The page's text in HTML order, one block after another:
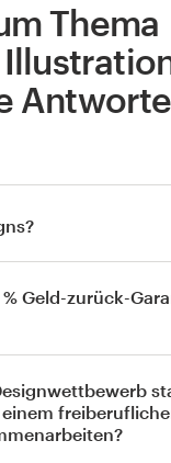
Thema
Geld-zurück-